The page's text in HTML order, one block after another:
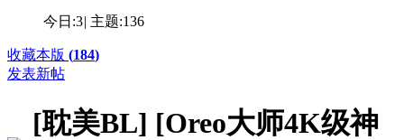
今日:3| 主题:136
收藏本版 (184)
发表新帖
[耽美BL] [Oreo大师4K级神